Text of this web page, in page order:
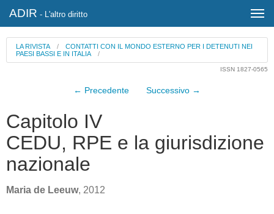
ADIR - L'altro diritto
LA RIVISTA / CONTATTI CON IL MONDO ESTERNO PER I DETENUTI NEI
PAESI BASSI E IN ITALIA /
ISSN 1827-0565
← Precedente Successivo →
Capitolo IV
CEDU, RPE e la giurisdizione
nazionale
Maria de Leeuw, 2012